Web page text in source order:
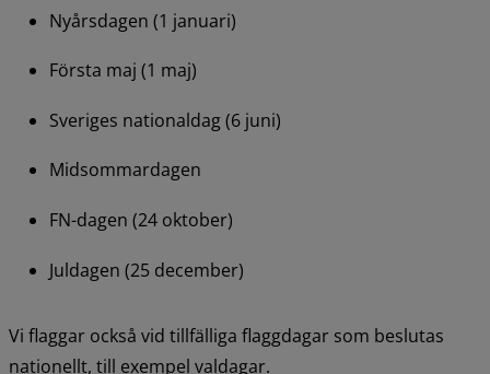
Nyårsdagen (1 januari)
Första maj (1 maj)
Sveriges nationaldag (6 juni)
Midsommardagen
FN-dagen (24 oktober)
Juldagen (25 december)
Vi flaggar också vid tillfälliga flaggdagar som beslutas
nationellt, till exempel valdagar.